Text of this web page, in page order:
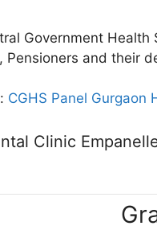
Government Health
Pensioners and their
CGHS Panel Gurgaon
Clinic